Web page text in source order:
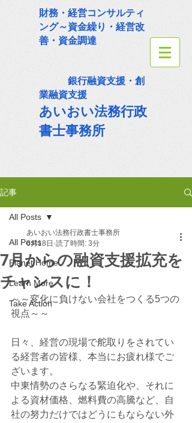
財務・経営コンサルティ
ング～資金繰り・経営改
善・資金調達
銀行融資支援・創
業融資支援
あいおい法務行政
書士事務所
記事
All Posts
Planet Home
Learn More
Take Action
All Posts
7月からの融資支援拡充を
チャンスに！
あいおい法務行政書士事務所
6月18日 読了時間: 3分
～～変化に負けない会社をつくる5つの
視点～～
日々、経営の現場で舵取りをされてい
る経営者の皆様、本当にお疲れ様でご
ざいます。
中東情勢のさらなる緊迫化や、それに
よる資材価格、燃料費の高騰など、自
社の努力だけではどうにもならない外